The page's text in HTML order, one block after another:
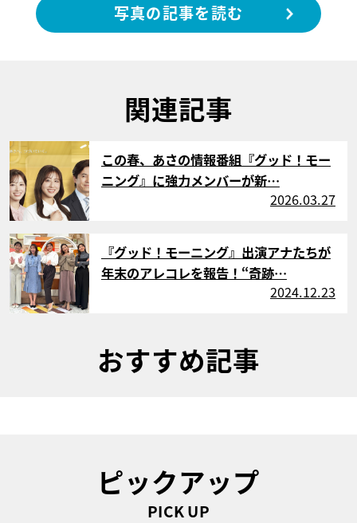
写真の記事を読む
関連記事
サムネイル
この春、あさの情報番組『グッド！モー
ニング』に強力メンバーが新…
2026.03.27
サムネイル
『グッド！モーニング』出演アナたちが
年末のアレコレを報告！“奇跡…
2024.12.23
おすすめ記事
ピックアップ
PICK UP